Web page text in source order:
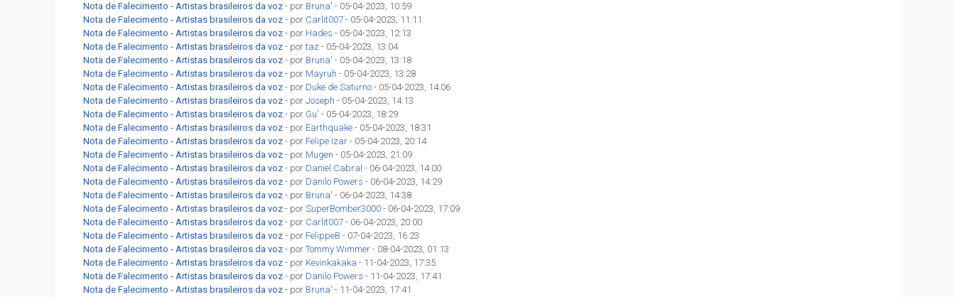
Nota de Falecimento - Artistas brasileiros da voz - por Bruna' - 05-04-2023, 10:59
Nota de Falecimento - Artistas brasileiros da voz - por Carlit007 - 05-04-2023, 11:11
Nota de Falecimento - Artistas brasileiros da voz - por Hades - 05-04-2023, 12:13
Nota de Falecimento - Artistas brasileiros da voz - portaz - 05-04-2023, 13:04
Nota de Falecimento - Artistas brasileiros da voz - por Bruna' - 05-04-2023, 13:18
Nota de Falecimento - Artistas brasileiros da voz - por Mayruh - 05-04-2023, 13:28
Nota de Falecimento - Artistas brasileiros da voz - por Duke de Saturno - 05-04-2023, 14:06
Nota de Falecimento - Artistas brasileiros da voz - porJoseph - 05-04-2023, 14:13
Nota de Falecimento - Artistas brasileiros da voz - por Gu' - 05-04-2023, 18:29
Nota de Falecimento - Artistas brasileiros da voz - por Earthquake - 05-04-2023, 18:31
Nota de Falecimento - Artistas brasileiros da voz - por Felipe Izar - 05-04-2023, 20:14
Nota de Falecimento - Artistas brasileiros da voz - por Mugen - 05-04-2023, 21:09
Nota de Falecimento - Artistas brasileiros da voz - por Daniel Cabral - 06-04-2023, 14:00
Nota de Falecimento - Artistas brasileiros da voz - por Danilo Powers - 06-04-2023, 14:29
Nota de Falecimento - Artistas brasileiros da voz - por Bruna' - 06-04-2023, 14:38
Nota de Falecimento - Artistas brasileiros da voz - porSuperBomber3000 - 06-04-2023, 17:09
Nota de Falecimento - Artistas brasileiros da voz - por Carlit007 - 06-04-2023, 20:00
Nota de Falecimento - Artistas brasileiros da voz - por FelippeB - 07-04-2023, 16:23
Nota de Falecimento - Artistas brasileiros da voz - porTommy Wimmer - 08-04-2023, 01:13
Nota de Falecimento - Artistas brasileiros da voz - por Kevinkakaka - 11-04-2023, 17:35
Nota de Falecimento - Artistas brasileiros da voz - por Danilo Powers - 11-04-2023, 17:41
Nota de Falecimento - Artistas brasileiros da voz - por Bruna' - 11-04-2023, 17:41